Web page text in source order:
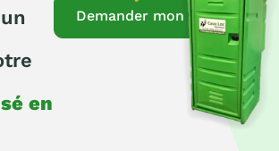
en
Demander mon devis